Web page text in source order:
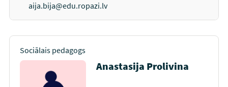
aija.bija@edu.ropazi.lv
Sociālais pedagogs
Anastasija Prolivina